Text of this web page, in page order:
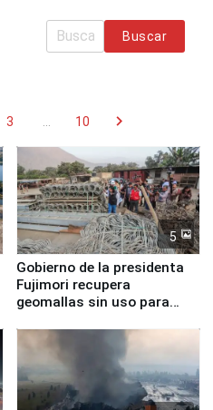
Buscar
3 10 chevron_right
5
Gobierno de la presidenta
Fujimori recupera
geomallas sin uso para
Fenómeno El Niño